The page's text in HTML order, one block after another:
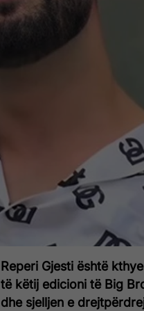
Reperi Gjesti është
të këtij edicioni të Big
dhe sjelljen e